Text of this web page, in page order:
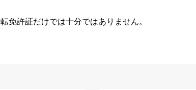
免許証だけでは十分ではありません。